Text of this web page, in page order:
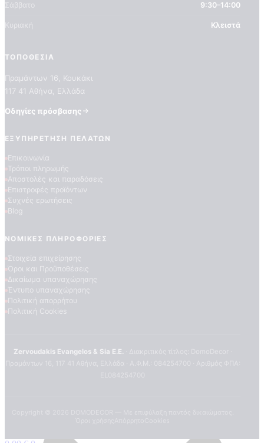
ΠΟΙΟΤΗΤΕΣ ΤΑΠΕΤΣΑΡΙΩΝ
Σάββατο 9:30–14:00
Κυριακή Κλειστά
ΤΟΠΟΘΕΣΊΑ
Πραμάντων 16, Κουκάκι
117 41 Αθήνα, Ελλάδα
Οδηγίες πρόσβασης
ΕΞΥΠΗΡΈΤΗΣΗ ΠΕΛΑΤΏΝ
Επικοινωνία
Τρόποι πληρωμής
Αποστολές και παραδόσεις
Επιστροφές προϊόντων
Συχνές ερωτήσεις
Blog
ΝΟΜΙΚΈΣ ΠΛΗΡΟΦΟΡΊΕΣ
Στοιχεία επιχείρησης
Όροι και Προϋποθέσεις
Δικαίωμα υπαναχώρησης
Έντυπο υπαναχώρησης
Πολιτική απορρήτου
Πολιτική Cookies
Zervoudakis Evangelos & Sia E.E.